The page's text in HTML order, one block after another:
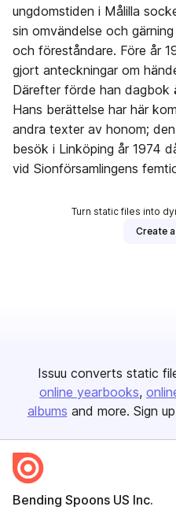
ungdomstiden i Målilla
sin omvändelse och
och föreståndare. Före år
gjort anteckningar om
Därefter förde han dagbok
Hans berättelse har här
andra texter av honom;
besök i Linköping år 1974
vid Sionförsamlingens
Turn static files into
Create
Issuu converts static
online yearbooks
albums and more. Sign
Bending Spoons US Inc.